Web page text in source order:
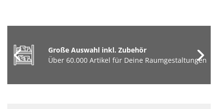
Große Auswahl inkl. Zubehör
Über 60.000 Artikel für Deine Raumgestaltungen